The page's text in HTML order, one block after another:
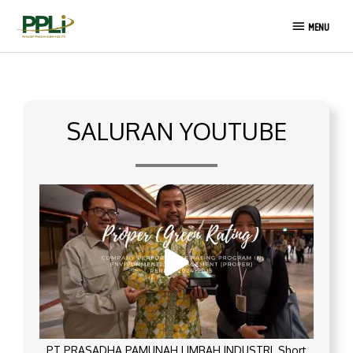
MENU
MENU
SALURAN YOUTUBE
PT PRASADHA PAMUNAH LIMBAH INDUSTRI_Short